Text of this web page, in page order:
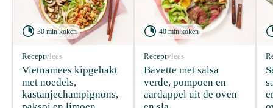
 30 min koken
Receptvlees
Vietnamees kipgehakt
met noedels,
kastanjechampignons,
 40 min koken
Receptvlees
Bavette met salsa
verde, pompoen en
aardappel uit de oven